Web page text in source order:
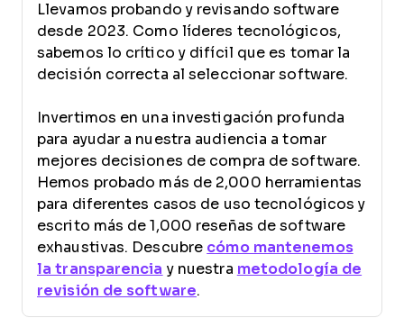
Llevamos probando y revisando software
desde 2023. Como líderes tecnológicos,
sabemos lo crítico y difícil que es tomar la
decisión correcta al seleccionar software.
Invertimos en una investigación profunda
para ayudar a nuestra audiencia a tomar
mejores decisiones de compra de software.
Hemos probado más de 2,000 herramientas
para diferentes casos de uso tecnológicos y
escrito más de 1,000 reseñas de software
exhaustivas. Descubre cómo mantenemos
la transparencia y nuestra metodología de
revisión de software.